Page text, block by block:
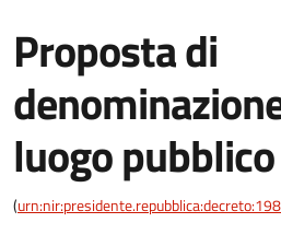
Proposta di
luogo pubblico
(